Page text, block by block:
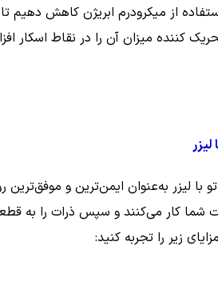
از میکرودرم ابریژن کاهش
کننده میزان آن را در نقاط
با لیزر به‌عنوان ایمن‌ترین و
شما کار می‌کنند و سپس ذرات را
زیر را تجربه کنید: